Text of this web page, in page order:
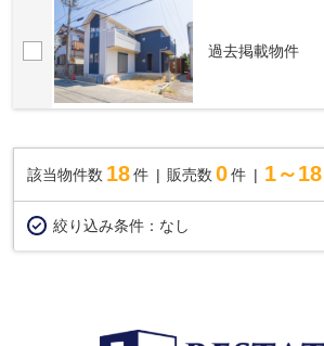
過去掲載物件
該当物件数 18件 販売数 0 件 1～18
絞り込み条件： なし